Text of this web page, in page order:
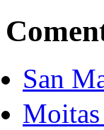
San